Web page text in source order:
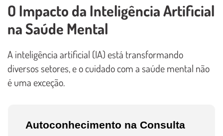
O Impacto da Inteligência Artificial
na Saúde Mental
A inteligência artificial (IA) está transformando
diversos setores, e o cuidado com a saúde mental não
é uma exceção.
Autoconhecimento na Consulta